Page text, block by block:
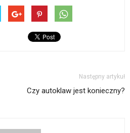
Następny artykuł
Czy autoklaw jest konieczny?